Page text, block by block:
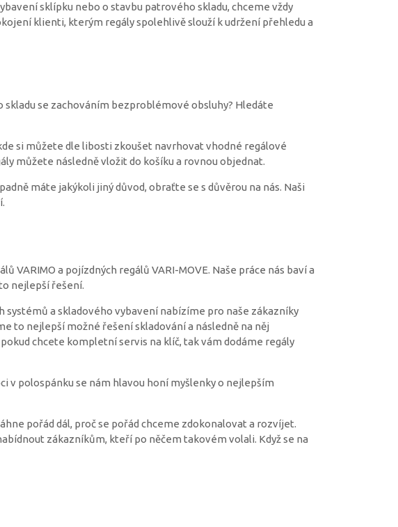
sklípku nebo o stavbu patrového skladu, chceme vždy
klienti, kterým regály spolehlivě slouží k udržení přehledu a
se zachováním bezproblémové obsluhy? Hledáte
si můžete dle libosti zkoušet navrhovat vhodné regálové
můžete následně vložit do košíku a rovnou objednat.
máte jakýkoli jiný důvod, obraťte se s důvěrou na nás. Naši
a pojízdných regálů VARI-MOVE. Naše práce nás baví a
nejlepší řešení.
a skladového vybavení nabízíme pro naše zákazníky
to nejlepší možné řešení skladování a následně na něj
chcete kompletní servis na klíč, tak vám dodáme regály
v polospánku se nám hlavou honí myšlenky o nejlepším
pořád dál, proč se pořád chceme zdokonalovat a rozvíjet.
zákazníkům, kteří po něčem takovém volali. Když se na